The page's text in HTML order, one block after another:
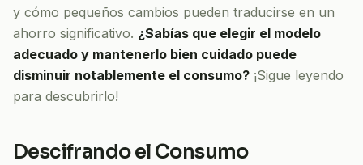
y cómo pequeños cambios pueden traducirse en un
ahorro significativo. ¿Sabías que elegir el modelo
adecuado y mantenerlo bien cuidado puede
disminuir notablemente el consumo? ¡Sigue leyendo
para descubrirlo!
Descifrando el Consumo